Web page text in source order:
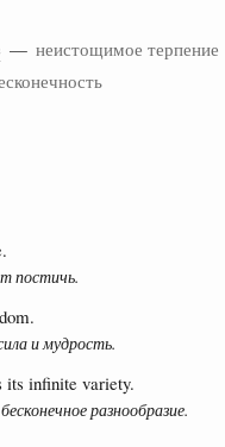
— неистощимое терпение
постичь.
и мудрость.
its infinite variety.
разнообразие.